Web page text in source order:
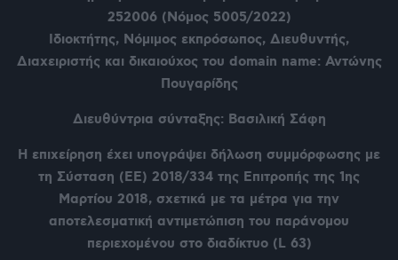
252006 (Νόμος 5005/2022)
Ιδιοκτήτης, Νόμιμος εκπρόσωπος, Διευθυντής,
Διαχειριστής και δικαιούχος του domain name: Αντώνης
Πουγαρίδης
Διευθύντρια σύνταξης: Βασιλική Σάφη
Η επιχείρηση έχει υπογράψει δήλωση συμμόρφωσης με
τη Σύσταση (ΕΕ) 2018/334 της Επιτροπής της 1ης
Μαρτίου 2018, σχετικά με τα μέτρα για την
αποτελεσματική αντιμετώπιση του παράνομου
περιεχομένου στο διαδίκτυο (L 63)